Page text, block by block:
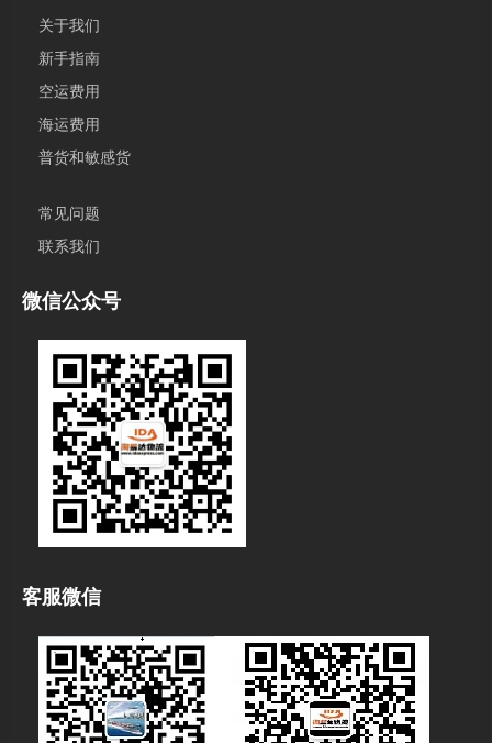
关于我们
新手指南
空运费用
海运费用
普货和敏感货
常见问题
联系我们
微信公众号
客服微信